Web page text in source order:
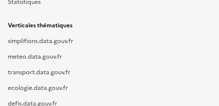
Verticales thématiques
simplifions.data.gouv.fr
meteo.data.gouv.fr
transport.data.gouv.fr
ecologie.data.gouv.fr
defis.data.gouv.fr